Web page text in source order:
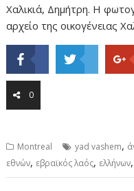
Χαλικιά, Δημήτρη. Η
αρχείο της οικογένειας
0
Montreal yad vashem,
εθνών, εβραϊκός λαός, ελλήνων,